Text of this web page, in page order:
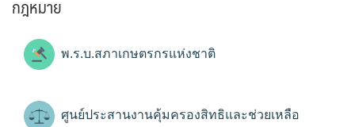
กฎหมาย
พ.ร.บ.สภาเกษตรกรแห่งชาติ
ศูนย์ประสานงานคุ้มครองสิทธิและช่วยเหลือ